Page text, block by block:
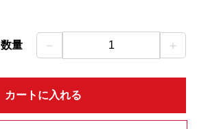
数量 － 1 ＋
カートに入れる